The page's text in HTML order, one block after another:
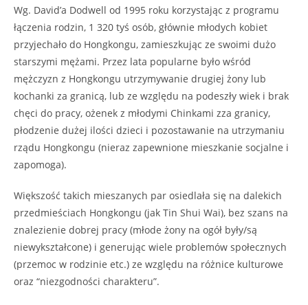
Wg. David’a Dodwell od 1995 roku korzystając z programu
łączenia rodzin, 1 320 tyś osób, głównie młodych kobiet
przyjechało do Hongkongu, zamieszkując ze swoimi dużo
starszymi mężami. Przez lata popularne było wśród
mężczyzn z Hongkongu utrzymywanie drugiej żony lub
kochanki za granicą, lub ze względu na podeszły wiek i brak
chęci do pracy, ożenek z młodymi Chinkami zza granicy,
płodzenie dużej ilości dzieci i pozostawanie na utrzymaniu
rządu Hongkongu (nieraz zapewnione mieszkanie socjalne i
zapomoga).
Większość takich mieszanych par osiedlała się na dalekich
przedmieściach Hongkongu (jak Tin Shui Wai), bez szans na
znalezienie dobrej pracy (młode żony na ogół były/są
niewykształcone) i generując wiele problemów społecznych
(przemoc w rodzinie etc.) ze względu na różnice kulturowe
oraz “niezgodności charakteru”.